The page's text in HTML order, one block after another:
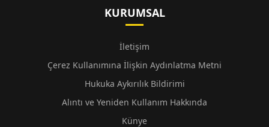
KURUMSAL
İletişim
Çerez Kullanımına İlişkin Aydınlatma Metni
Hukuka Aykırılık Bildirimi
Alıntı ve Yeniden Kullanım Hakkında
Künye